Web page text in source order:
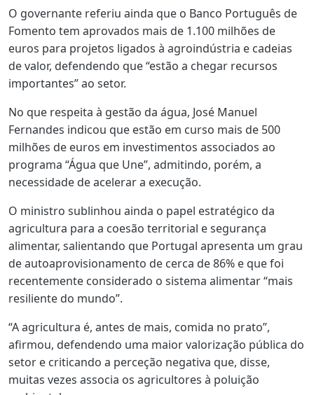
O governante referiu ainda que o Banco Português de
Fomento tem aprovados mais de 1.100 milhões de
euros para projetos ligados à agroindústria e cadeias
de valor, defendendo que “estão a chegar recursos
importantes” ao setor.
No que respeita à gestão da água, José Manuel
Fernandes indicou que estão em curso mais de 500
milhões de euros em investimentos associados ao
programa “Água que Une”, admitindo, porém, a
necessidade de acelerar a execução.
O ministro sublinhou ainda o papel estratégico da
agricultura para a coesão territorial e segurança
alimentar, salientando que Portugal apresenta um grau
de autoaprovisionamento de cerca de 86% e que foi
recentemente considerado o sistema alimentar “mais
resiliente do mundo”.
“A agricultura é, antes de mais, comida no prato”,
afirmou, defendendo uma maior valorização pública do
setor e criticando a perceção negativa que, disse,
muitas vezes associa os agricultores à poluição